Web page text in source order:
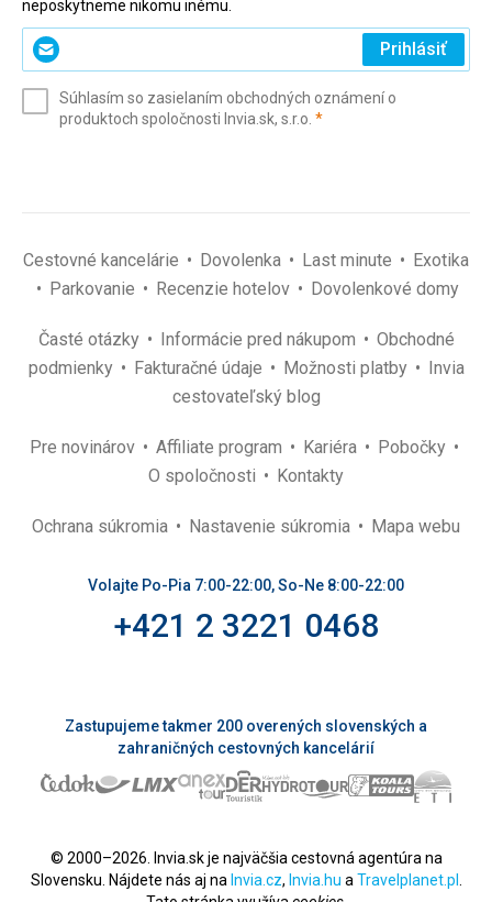
neposkytneme nikomu inému.
Zadajte
svoj
(povinné)
Prihlásiť
Súhlasím so zasielaním obchodných oznámení o
produktoch spoločnosti Invia.sk, s.r.o. *(povinné)
Cestovné kancelárie Dovolenka Last minute
Exotika
Parkovanie
Recenzie hotelov Dovolenkové domy
Časté otázky Informácie pred nákupom
Obchodné
podmienky
Fakturačné údaje Možnosti platby
Invia
cestovateľský blog
Pre novinárov Affiliate program Kariéra
Pobočky
O spoločnosti
Kontakty
Ochrana súkromia Nastavenie súkromia Mapa webu
Volajte Po-Pia 7:00-22:00, So-Ne 8:00-22:00
+421 2 3221 0468
Zastupujeme takmer 200 overených slovenských a
zahraničných cestovných kancelárií
© 2000–2026. Invia.sk je najväčšia cestovná agentúra na
Slovensku. Nájdete nás aj na Invia.cz, Invia.hu a Travelplanet.pl